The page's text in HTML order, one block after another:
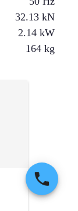
32.13 kN
2.14 kW
164 kg